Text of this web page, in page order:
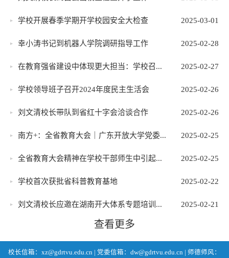
2025-03-01
学校开展春季学期开学校园安全大检查
2025-02-28
幸小涛书记到机器人学院调研指导工作
2025-02-27
在教育强省建设中体现更大担当：学校召...
2025-02-26
学校领导班子召开2024年度民主生活会
2025-02-26
刘文清校长带队到省红十字会洽谈合作
2025-02-25
南方+：全省教育大会｜广东开放大学党委...
2025-02-25
全省教育大会精神在学校干部师生中引起...
2025-02-22
学校首次获批省科普教育基地
2025-02-21
刘文清校长应邀在湖南开大体系专题培训...
查看更多
校长信箱：xz@gdrtvu.edu.cn | 党委信箱：dw@gdrtvu.edu.cn | 师德师风：